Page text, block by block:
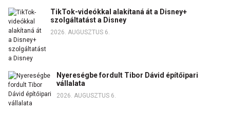
TikTok-videókkal alakítaná át a Disney+
szolgáltatást a Disney
2026. AUGUSZTUS 6.
Nyereségbe fordult Tibor Dávid építőipari
vállalata
2026. AUGUSZTUS 6.